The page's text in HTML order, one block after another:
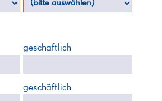
geschäftlich
geschäftlich